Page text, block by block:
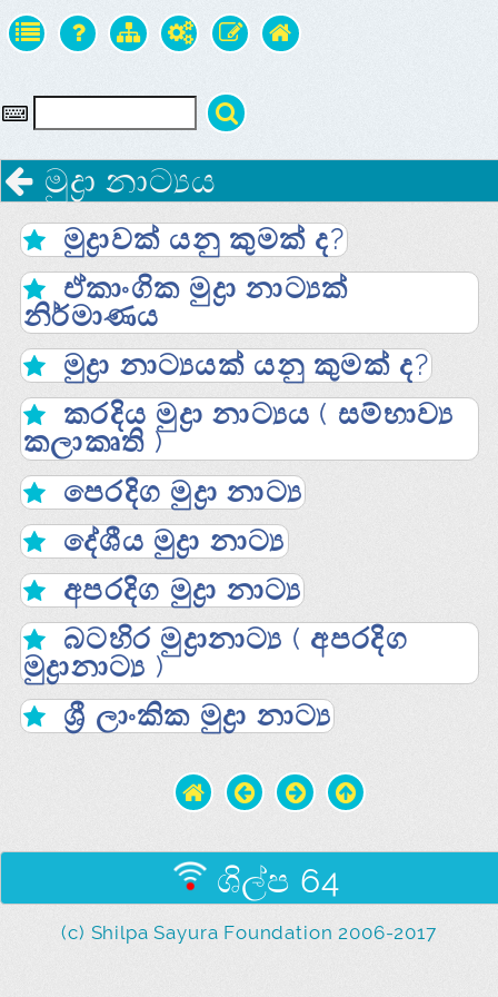
මුද්‍රා නාට්‍යය
මුද්‍රාවක්‌ යනු කුමක්‌ ද?
ඒකාංගික මුද්‍රා නාට්‍යක්‌
නිර්මාණය
මුද්‍රා නාට්‍යයක්‌ යනු කුමක්‌ ද?
කරදිය මුද්‍රා නාට්‍යය ( සම්භාව්‍ය
කලාකෘති )
පෙරදිග මුද්‍රා නාට්‍ය
දේශීය මුද්‍රා නාට්‍ය
අපරදිග මුද්‍රා නාට්‍ය
බටහිර මුද්‍රානාට්‍ය ( අපරදිග
මුද්‍රානාට්‍ය )
ශ්‍රී ලාංකික මුද්‍රා නාට්‍ය
ශිල්ප 64
(c) Shilpa Sayura Foundation 2006-2017